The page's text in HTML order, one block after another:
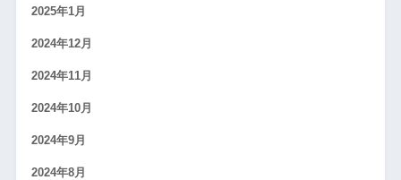
2025年1月
2024年12月
2024年11月
2024年10月
2024年9月
2024年8月